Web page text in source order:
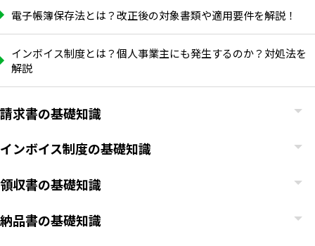
電子帳簿保存法とは？改正後の対象書類や適用要件を解説！
インボイス制度とは？個人事業主にも発生するのか？対処法を
解説
請求書の基礎知識
インボイス制度の基礎知識
領収書の基礎知識
納品書の基礎知識